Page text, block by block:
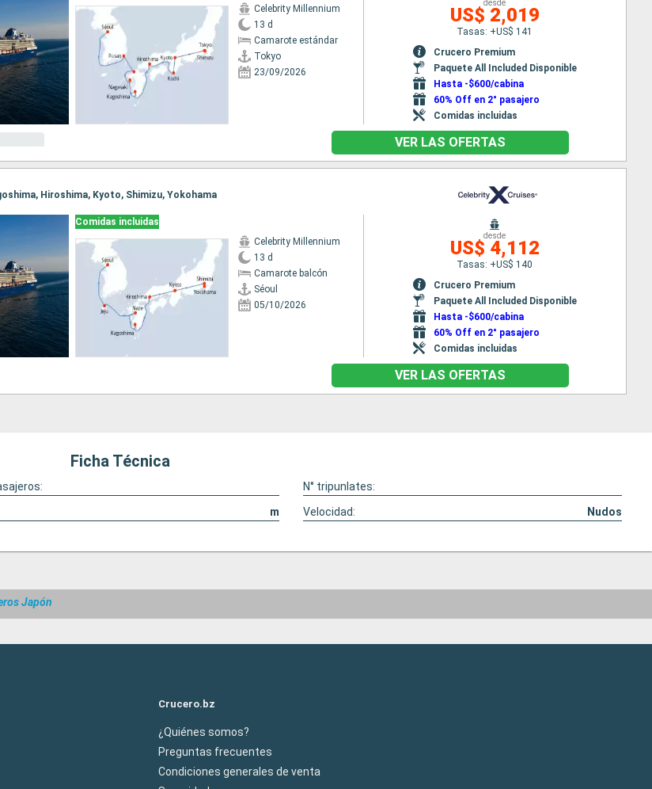
Celebrity Millennium
13 d
Camarote estándar
Tokyo
23/09/2026
desde
US$ 2,019
Tasas: +US$ 141
Crucero Premium
Paquete All Included Disponible
Hasta -$600/cabina
60% Off en 2° pasajero
Comidas incluidas
VER LAS OFERTAS
Hiroshima, Kyoto, Shimizu, Yokohama
Comidas incluidas
Celebrity Millennium
13 d
Camarote balcón
Séoul
05/10/2026
desde
US$ 4,112
Tasas: +US$ 140
Crucero Premium
Paquete All Included Disponible
Hasta -$600/cabina
60% Off en 2° pasajero
Comidas incluidas
VER LAS OFERTAS
Ficha Técnica
N° tripunlates:
m Velocidad: Nudos
Japón
Crucero.bz
¿Quiénes somos?
Preguntas frecuentes
Condiciones generales de venta